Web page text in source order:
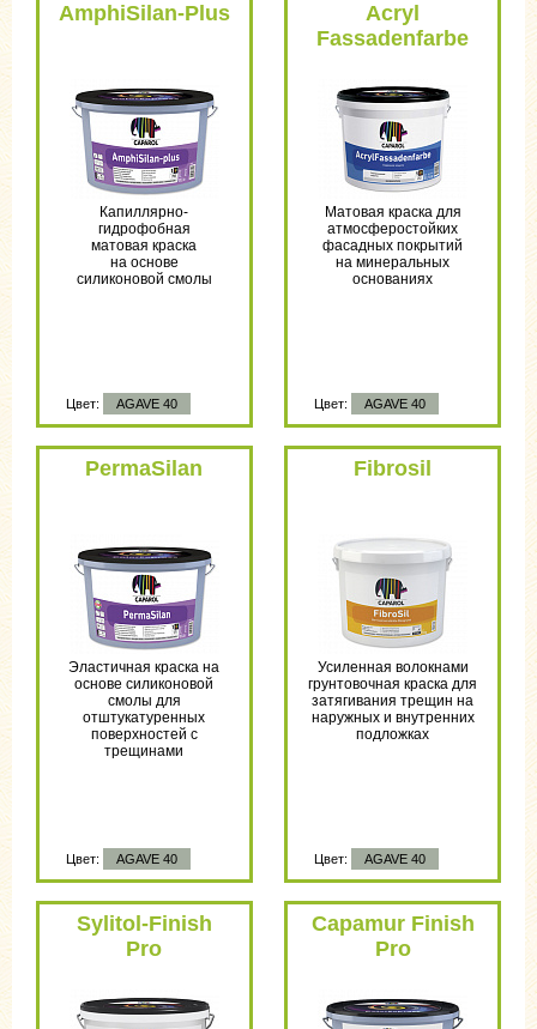
AmphiSilan-Plus
Капиллярно-
гидрофобная
матовая краска
на основе
силиконовой смолы
Цвет: AGAVE 40
Acryl
Fassadenfarbe
Матовая краска для
атмосферостойких
фасадных покрытий
на минеральных
основаниях
Цвет: AGAVE 40
PermaSilan
Эластичная краска на
основе силиконовой
смолы для
отштукатуренных
поверхностей с
трещинами
Цвет: AGAVE 40
Fibrosil
Усиленная волокнами
грунтовочная краска для
затягивания трещин на
наружных и внутренних
подложках
Цвет: AGAVE 40
Sylitol-Finish
Pro
Capamur Finish
Pro